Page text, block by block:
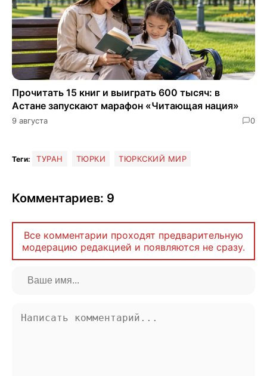
Прочитать 15 книг и выиграть 600 тысяч: в
Астане запускают марафон «Читающая нация»
9 августа 0
Теги: ТУРАН ТЮРКИ ТЮРКСКИЙ МИР
Комментариев: 9
Все комментарии проходят предварительную
модерацию редакцией и появляются не сразу.